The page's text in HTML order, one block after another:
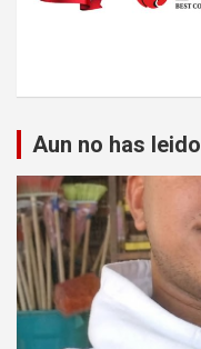
Aun no has leido